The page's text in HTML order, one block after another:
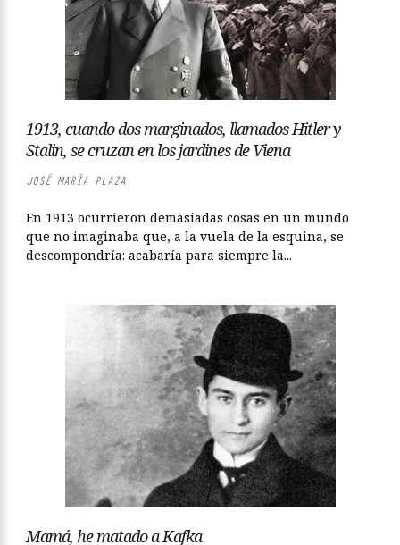
1913, cuando dos marginados, llamados Hitler y
Stalin, se cruzan en los jardines de Viena
JOSÉ MARÍA PLAZA
En 1913 ocurrieron demasiadas cosas en un mundo
que no imaginaba que, a la vuela de la esquina, se
descompondría: acabaría para siempre la...
Mamá, he matado a Kafka